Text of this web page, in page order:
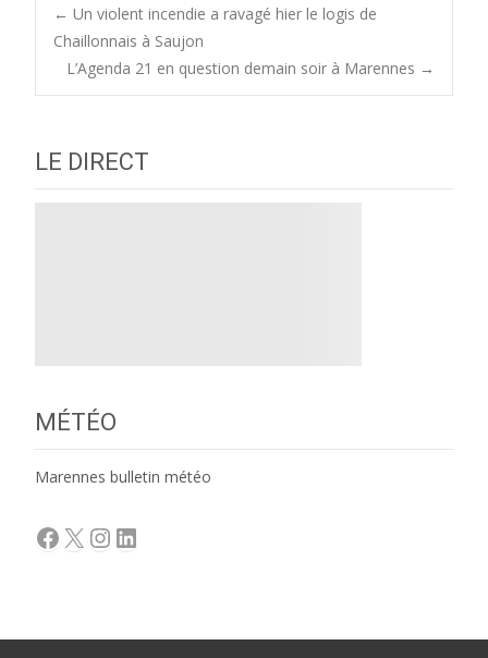
Post
navigation
← Un violent incendie a ravagé hier le logis de
Chaillonnais à Saujon
L’Agenda 21 en question demain soir à Marennes →
LE DIRECT
MÉTÉO
Marennes bulletin météo
Facebook
X Instagram
LinkedIn